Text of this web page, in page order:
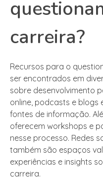
carreira?
Recursos para o
ser encontrados em
sobre desenvolvimento
online, podcasts e blogs
fontes de informação.
oferecem workshops e
nesse processo. Redes
também são espaços
experiências e insights
carreira.